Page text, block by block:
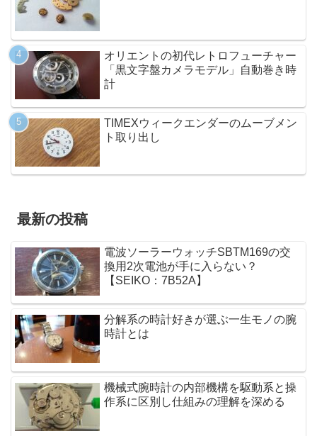
オリエントの初代レトロフューチャー
「黒文字盤カメラモデル」自動巻き時
計
TIMEXウィークエンダーのムーブメン
ト取り出し
最新の投稿
電波ソーラーウォッチSBTM169の交
換用2次電池が手に入らない？
【SEIKO：7B52A】
分解系の時計好きが選ぶ一生モノの腕
時計とは
機械式腕時計の内部機構を駆動系と操
作系に区別し仕組みの理解を深める